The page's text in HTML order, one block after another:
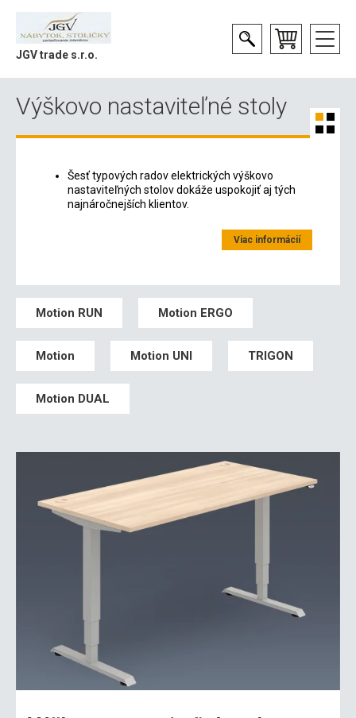
JGV trade s.r.o.
Výškovo nastaviteľné stoly
Šesť typových radov elektrických výškovo
nastaviteľných stolov dokáže uspokojiť aj tých
najnáročnejších klientov.
Viac informácií
Motion RUN Motion ERGO
Motion Motion UNI TRIGON
Motion DUAL